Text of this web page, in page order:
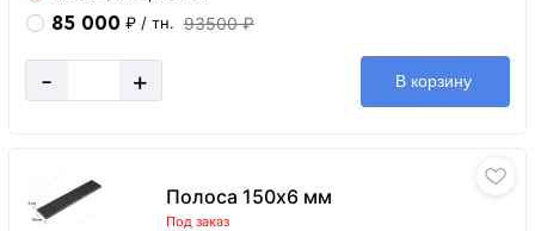
85 000 ₽ / тн. 93500 ₽
- + В корзину
Полоса 150х6 мм
Под заказ